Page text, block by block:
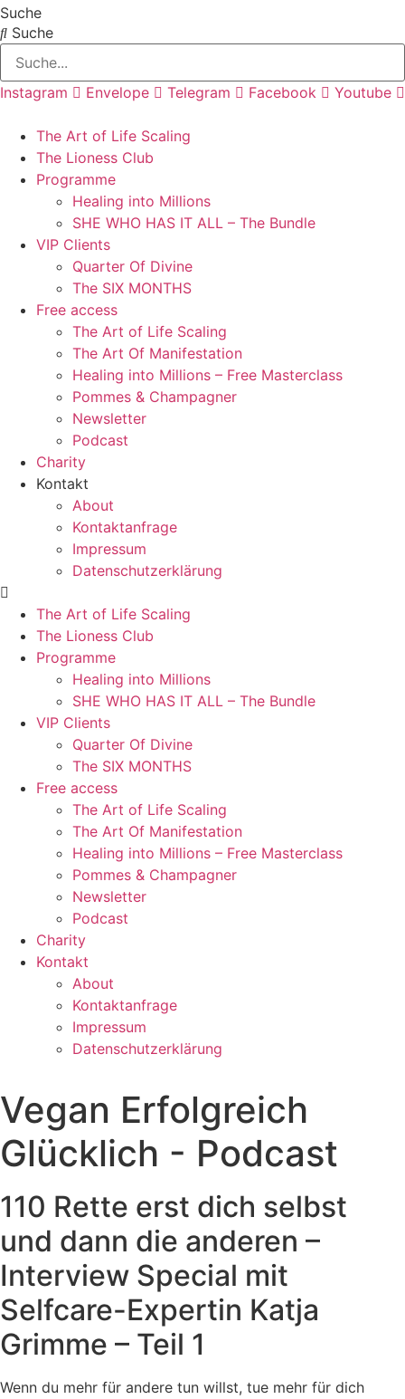
Zum
Inhalt
springen
Suche
Suche
Instagram Envelope Telegram Facebook Youtube
The Art of Life Scaling
The Lioness Club
Programme
Healing into Millions
SHE WHO HAS IT ALL – The Bundle
VIP Clients
Quarter Of Divine
The SIX MONTHS
Free access
The Art of Life Scaling
The Art Of Manifestation
Healing into Millions – Free Masterclass
Pommes & Champagner
Newsletter
Podcast
Charity
Kontakt
About
Kontaktanfrage
Impressum
Datenschutzerklärung
The Art of Life Scaling
The Lioness Club
Programme
Healing into Millions
SHE WHO HAS IT ALL – The Bundle
VIP Clients
Quarter Of Divine
The SIX MONTHS
Free access
The Art of Life Scaling
The Art Of Manifestation
Healing into Millions – Free Masterclass
Pommes & Champagner
Newsletter
Podcast
Charity
Kontakt
About
Kontaktanfrage
Impressum
Datenschutzerklärung
Vegan Erfolgreich
Glücklich - Podcast
110 Rette erst dich selbst
und dann die anderen –
Interview Special mit
Selfcare-Expertin Katja
Grimme – Teil 1
Wenn du mehr für andere tun willst, tue mehr für dich